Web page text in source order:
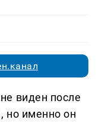
виден после
но именно он